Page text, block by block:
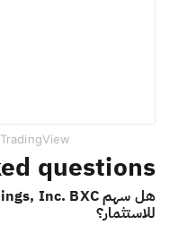
questions
للاستثمار؟